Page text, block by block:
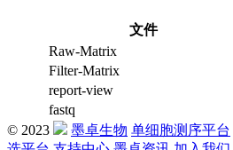
文件
Raw-Matrix
Filter-Matrix
report-view
fastq
© 2023
墨卓生物 单细胞测序平台